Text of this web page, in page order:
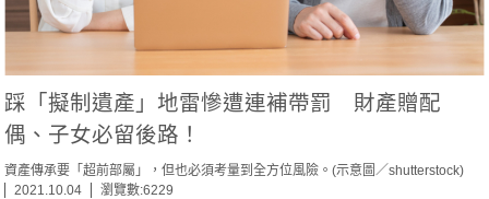
踩「擬制遺產」地雷慘遭連補帶罰 財產贈配
偶、子女必留後路！
資產傳承要「超前部屬」，但也必須考量到全方位風險。(示意圖／shutterstock)
2021.10.04
瀏覽數:6229